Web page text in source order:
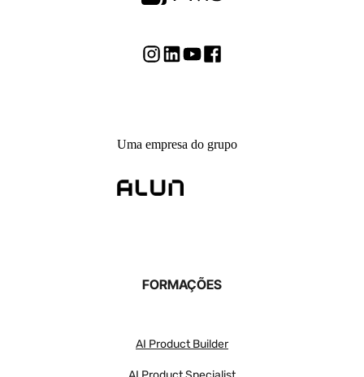
Uma empresa do grupo
FORMAÇÕES
AI Product Builder